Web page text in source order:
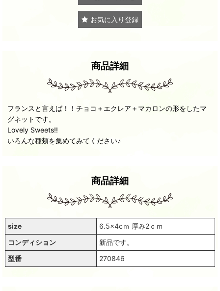
お気に入り登録
商品詳細
フランスと言えば！！チョコ＋エクレア＋マカロンの形をしたマ
グネットです。
Lovely Sweets!!
いろんな種類を集めてみてください♪
商品詳細
size
6.5x4cｍ 厚み2ｃｍ
コンディション
新品です。
型番
270846